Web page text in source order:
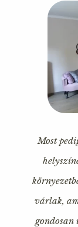
Most
várlak,
gondosan